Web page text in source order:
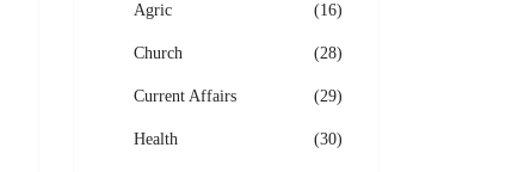
Agric (16)
Church (28)
Current Affairs (29)
Health (30)